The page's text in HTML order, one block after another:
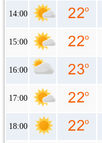
14:00
15:00
16:00
17:00
18:00